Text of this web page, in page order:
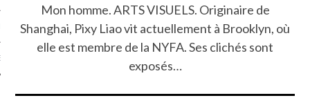
Mon homme. ARTS VISUELS. Originaire de
Shanghai, Pixy Liao vit actuellement à Brooklyn, où
elle est membre de la NYFA. Ses clichés sont
exposés…